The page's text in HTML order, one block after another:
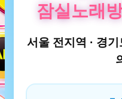
잠실노래
서울 전지역 · 경